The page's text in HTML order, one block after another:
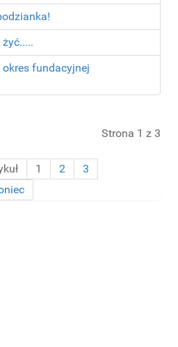
fundacyjnej
Strona 1 z 3
1 2
3